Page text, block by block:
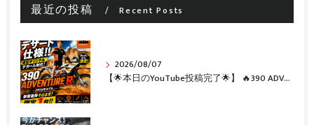
最近の投稿 Recent Posts
2026/08/07
【🌟本日のYouTube投稿完了🌟】 🔥390 ADVENTURE R × KTM山形 オリジナルデカール仕様誕生🔥